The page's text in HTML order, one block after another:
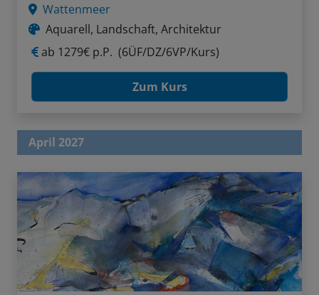
Wattenmeer
Aquarell, Landschaft, Architektur
ab 1279€ p.P. (6ÜF/DZ/6VP/Kurs)
Zum Kurs
April 2027